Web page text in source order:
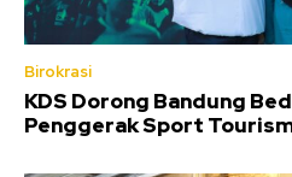
Birokrasi
KDS Dorong Bandung
Penggerak Sport